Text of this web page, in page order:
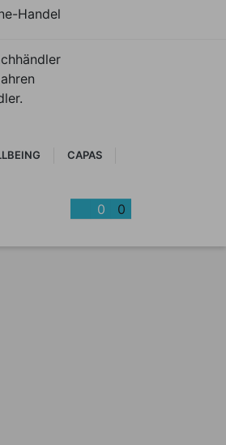
Handel
CAPAS
0 0